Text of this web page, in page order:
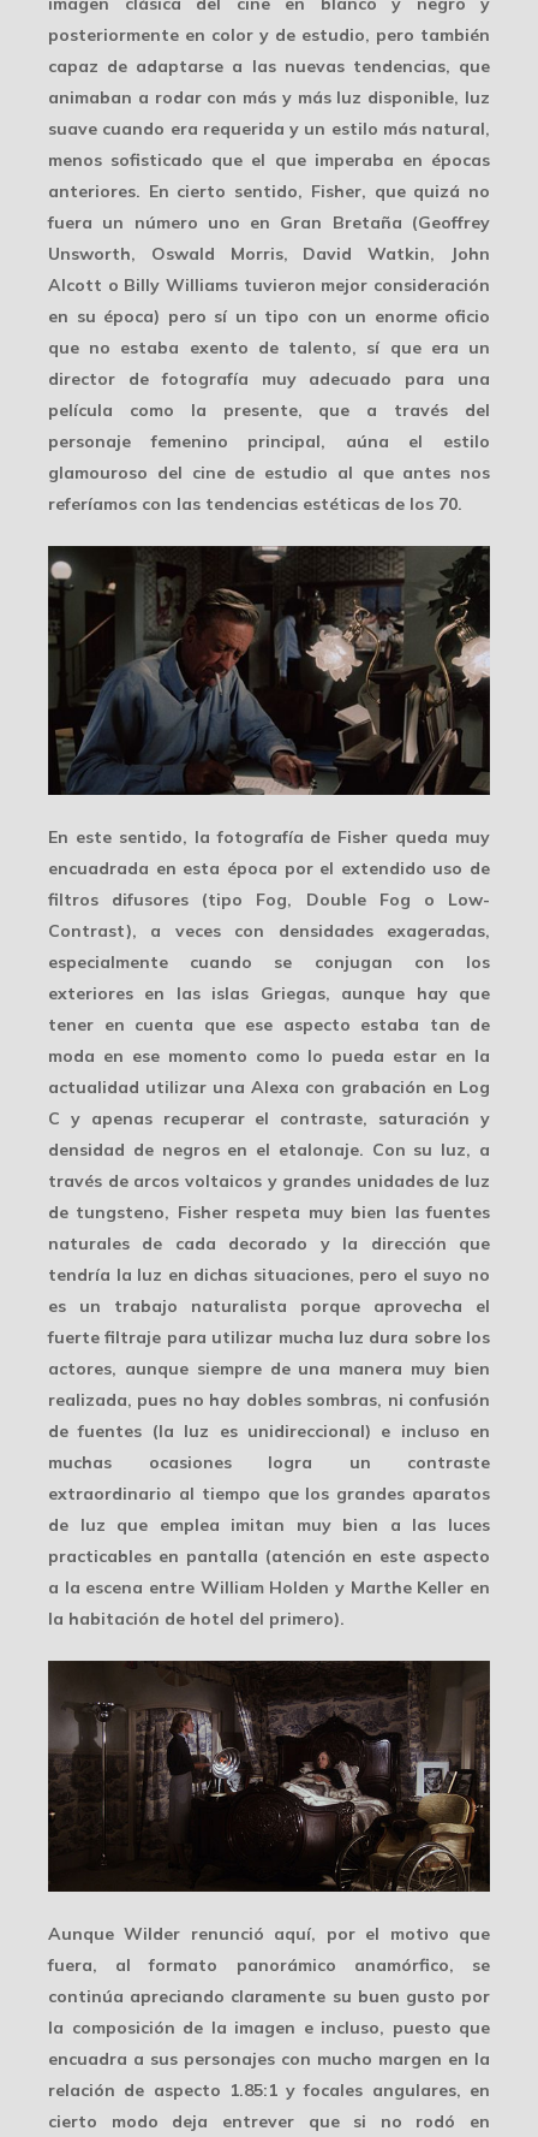
posteriormente en color y de estudio, pero también
capaz de adaptarse a las nuevas tendencias, que
animaban a rodar con más y más luz disponible, luz
suave cuando era requerida y un estilo más natural,
menos sofisticado que el que imperaba en épocas
anteriores. En cierto sentido, Fisher, que quizá no
fuera un número uno en Gran Bretaña (Geoffrey
Unsworth, Oswald Morris, David Watkin, John
Alcott o Billy Williams tuvieron mejor consideración
en su época) pero sí un tipo con un enorme oficio
que no estaba exento de talento, sí que era un
director de fotografía muy adecuado para una
película como la presente, que a través del
personaje femenino principal, aúna el estilo
glamouroso del cine de estudio al que antes nos
referíamos con las tendencias estéticas de los 70.
En este sentido, la fotografía de Fisher queda muy
encuadrada en esta época por el extendido uso de
filtros difusores (tipo Fog, Double Fog o Low-
Contrast), a veces con densidades exageradas,
especialmente cuando se conjugan con los
exteriores en las islas Griegas, aunque hay que
tener en cuenta que ese aspecto estaba tan de
moda en ese momento como lo pueda estar en la
actualidad utilizar una Alexa con grabación en Log
C y apenas recuperar el contraste, saturación y
densidad de negros en el etalonaje. Con su luz, a
través de arcos voltaicosy grandes unidades de luz
de tungsteno, Fisher respeta muy bien las fuentes
naturales de cada decorado y la dirección que
tendría la luz en dichas situaciones, pero el suyo no
es un trabajo naturalista porque aprovecha el
fuerte filtraje para utilizar mucha luz dura sobre los
actores, aunque siempre de una manera muy bien
realizada, pues no hay dobles sombras, ni confusión
de fuentes (la luz es unidireccional) e incluso en
muchas ocasiones logra un contraste
extraordinario al tiempo que los grandes aparatos
de luz que emplea imitan muy bien a las luces
practicables en pantalla (atención en este aspecto
a la escena entre William Holden y Marthe Keller en
la habitación de hotel del primero).
Aunque Wilder renunció aquí, por el motivo que
fuera, al formato panorámico anamórfico, se
continúa apreciando claramente su buen gusto por
la composición de la imagen e incluso, puesto que
encuadra a sus personajes con mucho margen en la
relación de aspecto 1.85:1 y focales angulares, en
cierto modo deja entrever que si no rodó en